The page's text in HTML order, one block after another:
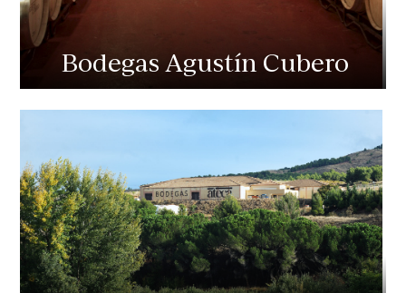
Bodegas Agustín Cubero